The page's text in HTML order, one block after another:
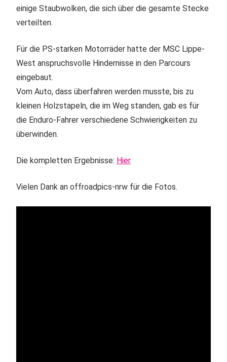
einige Staubwolken, die sich über die gesamte Stecke
verteilten.
Für die PS-starken Motorräder hatte der MSC Lippe-
West anspruchsvolle Hindernisse in den Parcours
eingebaut.
Vom Auto, dass überfahren werden musste, bis zu
kleinen Holzstapeln, die im Weg standen, gab es für
die Enduro-Fahrer verschiedene Schwierigkeiten zu
überwinden.
Die kompletten Ergebnisse: Hier
Vielen Dank an offroadpics-nrw für die Fotos.